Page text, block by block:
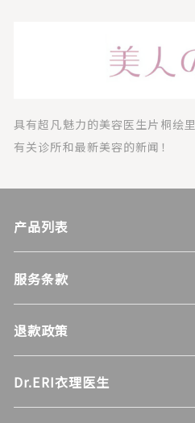
具有超凡魅力的美容医生片桐绘里
有关诊所和最新美容的新闻！
产品列表
服务条款
退款政策
Dr.ERI衣理医生